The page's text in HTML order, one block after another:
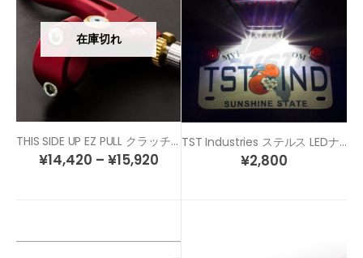
在庫切れ
THIS SIDE UP EZ PULL クラッチレバー
¥14,420 – ¥15,920
TST Industries ステルス LEDナンバー灯
¥2,800